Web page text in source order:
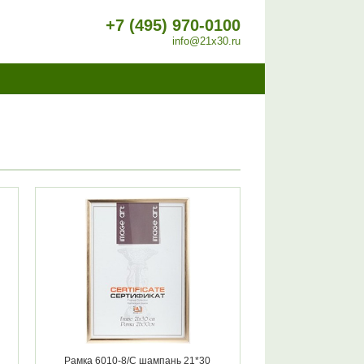
+7 (495) 970-0100
info@21x30.ru
Рамка 6010-8/С шампань 21*30